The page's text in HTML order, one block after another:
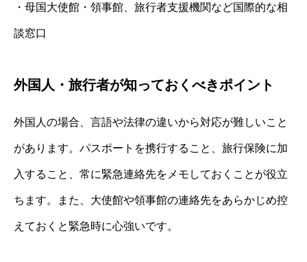
・母国大使館・領事館、旅行者支援機関など国際的な相
談窓口
外国人・旅行者が知っておくべきポイント
外国人の場合、言語や法律の違いから対応が難しいこと
があります。パスポートを携行すること、旅行保険に加
入すること、常に緊急連絡先をメモしておくことが役立
ちます。また、大使館や領事館の連絡先をあらかじめ控
えておくと緊急時に心強いです。